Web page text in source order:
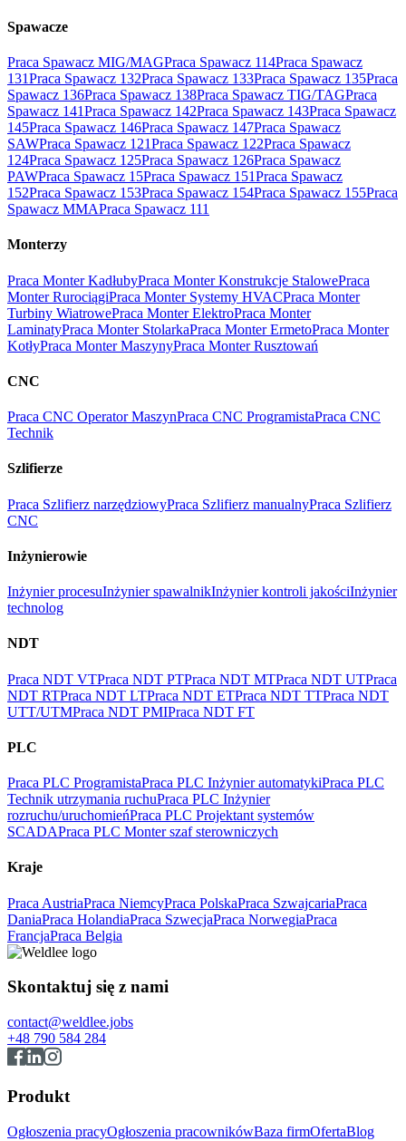
Spawacze
Praca Spawacz MIG/MAGPraca Spawacz 114Praca Spawacz
131Praca Spawacz 132Praca Spawacz 133Praca Spawacz 135Praca
Spawacz 136Praca Spawacz 138Praca Spawacz TIG/TAGPraca
Spawacz 141Praca Spawacz 142Praca Spawacz 143Praca Spawacz
145Praca Spawacz 146Praca Spawacz 147Praca Spawacz
SAWPraca Spawacz 121Praca Spawacz 122Praca Spawacz
124Praca Spawacz 125Praca Spawacz 126Praca Spawacz
PAWPraca Spawacz 15Praca Spawacz 151Praca Spawacz
152Praca Spawacz 153Praca Spawacz 154Praca Spawacz 155Praca
Spawacz MMAPraca Spawacz 111
Monterzy
Praca Monter KadłubyPraca Monter Konstrukcje StalowePraca
Monter RurociągiPraca Monter Systemy HVACPraca Monter
Turbiny WiatrowePraca Monter ElektroPraca Monter
LaminatyPraca Monter StolarkaPraca Monter ErmetoPraca Monter
KotłyPraca Monter MaszynyPraca Monter Rusztowań
CNC
Praca CNC Operator MaszynPraca CNC ProgramistaPraca CNC
Technik
Szlifierze
Praca Szlifierz narzędziowyPraca Szlifierz manualnyPraca Szlifierz
CNC
Inżynierowie
Inżynier procesuInżynier spawalnikInżynier kontroli jakościInżynier
technolog
NDT
Praca NDT VTPraca NDT PTPraca NDT MTPraca NDT UTPraca
NDT RTPraca NDT LTPraca NDT ETPraca NDT TTPraca NDT
UTT/UTMPraca NDT PMIPraca NDT FT
PLC
Praca PLC ProgramistaPraca PLC Inżynier automatykiPraca PLC
Technik utrzymania ruchuPraca PLC Inżynier
rozruchu/uruchomieńPraca PLC Projektant systemów
SCADAPraca PLC Monter szaf sterowniczych
Kraje
Praca AustriaPraca NiemcyPraca PolskaPraca SzwajcariaPraca
DaniaPraca HolandiaPraca SzwecjaPraca NorwegiaPraca
FrancjaPraca Belgia
Skontaktuj się z nami
contact@weldlee.jobs
+48 790 584 284
Produkt
Ogłoszenia pracyOgłoszenia pracownikówBaza firmOfertaBlog